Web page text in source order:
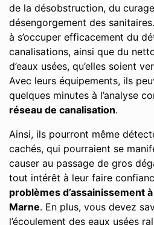
de la désobstruction, du
désengorgement des
à s’occuper efficacement du
canalisations, ainsi que du
d’eaux usées, qu’elles soient
Avec leurs équipements, ils
quelques minutes à l’analyse
réseau de canalisation.
Ainsi, ils pourront même
cachés, qui pourraient se
causer au passage de gros
tout intérêt à leur faire
problèmes d’assainissement
Marne. En plus, vous devez
l’écoulement des eaux usées